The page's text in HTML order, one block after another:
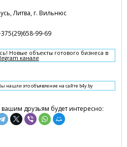
Литва, г. Вильнюс
99-69
Новые объекты готового бизнеса в
канале
нашли это объявление на сайте b4y.by
друзьям будет интересно: